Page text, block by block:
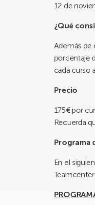
12 de
¿Qué
Además de
porcentaje
cada curso
Precio
175€ por
Recuerda
Programa
En el